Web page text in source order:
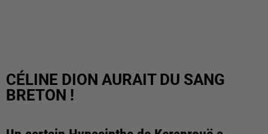
CÉLINE DION AURAIT DU SANG
BRETON !